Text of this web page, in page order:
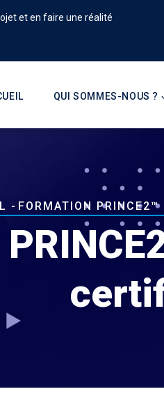
et en faire une réalité
QUI SOMMES-NOUS ?
- FORMATION